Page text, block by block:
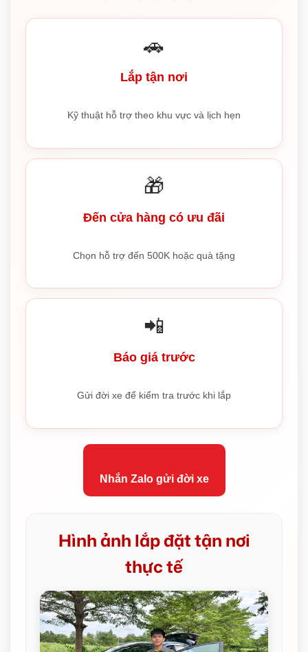
🚗
Lắp tận nơi
Kỹ thuật hỗ trợ theo khu vực và lịch hẹn
🎁
Đến cửa hàng có ưu đãi
Chọn hỗ trợ đến 500K hoặc quà tặng
📲
Báo giá trước
Gửi đời xe để kiểm tra trước khi lắp
Nhắn Zalo gửi đời xe
Hình ảnh lắp đặt tận nơi
thực tế